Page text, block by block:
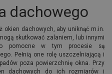
dachowego
okien dachowych, aby uniknąć m.in.
skutkować zalaniem, lub innymi
pomocne w tym procesie są
Pełnią one rolę uszczelniającą i
poza powierzchnię okna. Przy
dachowych do ich rozmiarów i